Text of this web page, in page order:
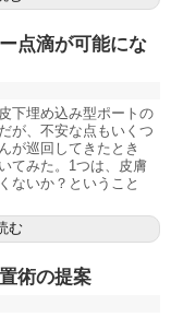
点滴が可能にな
下埋め込み型ポートの
が、不安な点もいくつ
が巡回してきたとき
てみた。1つは、皮膚
ないか？ということ
む
術の提案